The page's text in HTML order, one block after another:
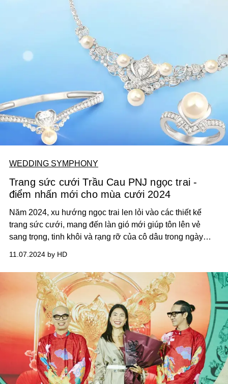
WEDDING SYMPHONY
Trang sức cưới Trầu Cau PNJ ngọc trai -
điểm nhấn mới cho mùa cưới 2024
Năm 2024, xu hướng ngọc trai len lỏi vào các thiết kế
trang sức cưới, mang đến làn gió mới giúp tôn lên vẻ
sang trọng, tinh khôi và rạng rỡ của cô dâu trong ngày
11.07.2024 by HD